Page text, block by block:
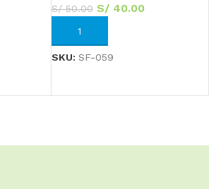
S/50.00 S/40.00
AÑADIR AL CARRITO
SKU: SF-059